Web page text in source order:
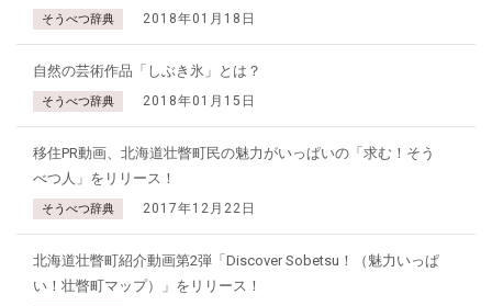
そうべつ辞典 2018年01月18日
自然の芸術作品「しぶき氷」とは？
そうべつ辞典 2018年01月15日
移住PR動画、北海道壮瞥町民の魅力がいっぱいの「求む！そう
べつ人」をリリース！
そうべつ辞典 2017年12月22日
北海道壮瞥町紹介動画第2弾「Discover Sobetsu！（魅力いっぱ
い！壮瞥町マップ）」をリリース！